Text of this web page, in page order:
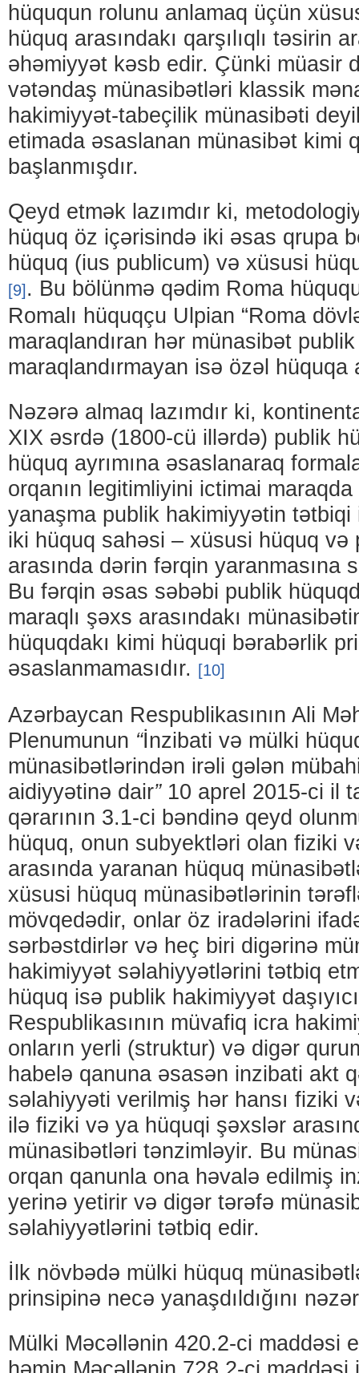
hüququn rolunu anlamaq üçün
hüquq arasındakı qarşılıqlı təsirin
əhəmiyyət kəsb edir. Çünki müasir
vətəndaş münasibətləri klassik
hakimiyyət-tabeçilik münasibəti
etimada əsaslanan münasibət kimi
başlanmışdır.
Qeyd etmək lazımdır ki,
hüquq öz içərisində iki əsas qrupa
hüquq (ius publicum) və xüsusi
[9] . Bu bölünmə qədim Roma
Romalı hüquqçu Ulpian “Roma
maraqlandıran hər münasibət
maraqlandırmayan isə özəl hüquqa
Nəzərə almaq lazımdır ki,
XIX əsrdə (1800-cü illərdə) publik
hüquq ayrımına əsaslanaraq
orqanın legitimliyini ictimai
yanaşma publik hakimiyyətin tətbiqi
iki hüquq sahəsi – xüsusi hüquq və
arasında dərin fərqin yaranmasına
Bu fərqin əsas səbəbi publik
maraqlı şəxs arasındakı
hüquqdakı kimi hüquqi bərabərlik
əsaslanmamasıdır.
[10]
Azərbaycan Respublikasının Ali
Plenumunun “İnzibati və mülki
münasibətlərindən irəli gələn
aidiyyətinə dair” 10 aprel 2015-ci il
qərarının 3.1-ci bəndinə qeyd
hüquq, onun subyektləri olan fiziki
arasında yaranan hüquq
xüsusi hüquq münasibətlərinin
mövqedədir, onlar öz iradələrini
sərbəstdirlər və heç biri digərinə
hakimiyyət səlahiyyətlərini tətbiq
hüquq isə publik hakimiyyət
Respublikasının müvafiq icra
onların yerli (struktur) və digər
habelə qanuna əsasən inzibati akt
səlahiyyəti verilmiş hər hansı fiziki
ilə fiziki və ya hüquqi şəxslər
münasibətləri tənzimləyir. Bu
orqan qanunla ona həvalə edilmiş
yerinə yetirir və digər tərəfə
səlahiyyətlərini tətbiq edir.
İlk növbədə mülki hüquq
prinsipinə necə yanaşdıldığını
Mülki Məcəllənin 420.2-ci maddəsi